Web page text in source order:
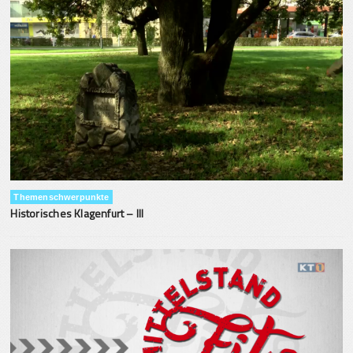
Themenschwerpunkte
Historisches Klagenfurt – III